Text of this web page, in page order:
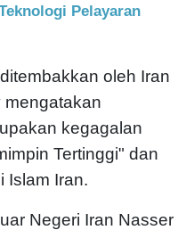
Pelayaran
oleh Iran
mengatakan
kegagalan
Tertinggi" dan
Islam Iran.
Negeri Iran Nasser